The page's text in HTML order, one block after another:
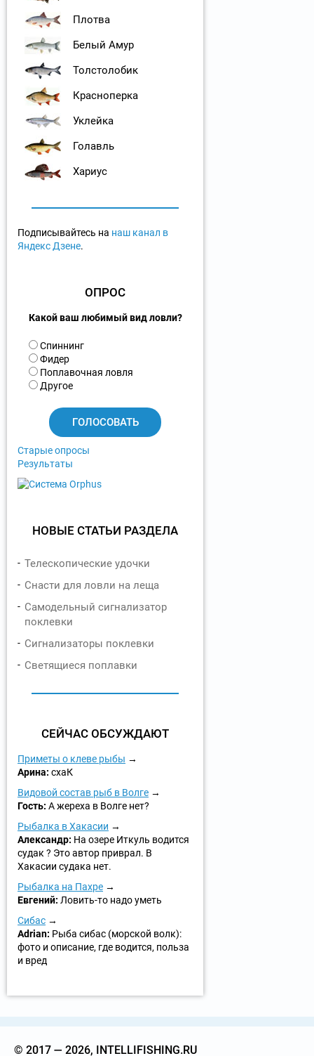
Плотва
Белый Амур
Толстолобик
Красноперка
Уклейка
Голавль
Хариус
Подписывайтесь на наш канал в
Яндекс Дзене.
ОПРОС
Какой ваш любимый вид ловли?
В
а
р
и
Спиннинг
Фидер
Поплавочная ловля
Другое
Старые опросы
Результаты
НОВЫЕ СТАТЬИ РАЗДЕЛА
Телескопические удочки
Снасти для ловли на леща
Самодельный сигнализатор
поклевки
Сигнализаторы поклевки
Светящиеся поплавки
СЕЙЧАС ОБСУЖДАЮТ
Приметы о клеве рыбы
Арина: схаК
Видовой состав рыб в Волге
Гость: А жереха в Волге нет?
Рыбалка в Хакасии
Александр: На озере Иткуль водится
судак ? Это автор приврал. В
Хакасии судака нет.
Рыбалка на Пахре
Евгений: Ловить-то надо уметь
Сибас
Adrian: Рыба сибас (морской волк):
фото и описание, где водится, польза
и вред
© 2017 — 2026, INTELLIFISHING.RU